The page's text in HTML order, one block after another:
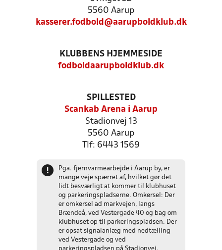
5560 Aarup
kasserer.fodbold@aarupboldklub.dk
KLUBBENS HJEMMESIDE
fodboldaarupboldklub.dk
SPILLESTED
Scankab Arena i Aarup
Stadionvej 13
5560 Aarup
Tlf: 6443 1569
!
Pga. fjernvarmearbejde i Aarup by, er
mange veje spærret af, hvilket gør det
lidt besværligt at kommer til klubhuset
og parkeringspladserne. Omkørsel: Der
er omkørsel ad markvejen, langs
Brændeå, ved Vestergade 40 og bag om
klubhuset op til parkeringspladsen. Der
er opsat signalanlæg med nedtælling
ved Vestergade og ved